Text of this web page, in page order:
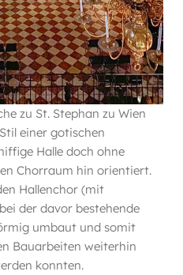
zu St. Stephan zu Wien
einer gotischen
Halle doch ohne
Chorraum hin orientiert.
Hallenchor (mit
der davor bestehende
umbaut und somit
Bauarbeiten weiterhin
konnten.